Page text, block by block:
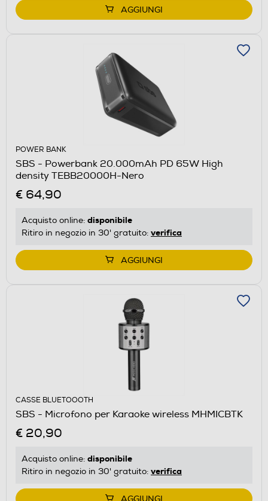
AGGIUNGI
POWER BANK
SBS - Powerbank 20.000mAh PD 65W High
density TEBB20000H-Nero
€ 64,90
Acquisto online: disponibile
Ritiro in negozio in 30' gratuito: verifica
AGGIUNGI
CASSE BLUETOOOTH
SBS - Microfono per Karaoke wireless MHMICBTK
€ 20,90
Acquisto online: disponibile
Ritiro in negozio in 30' gratuito: verifica
AGGIUNGI